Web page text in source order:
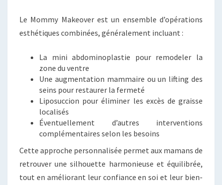
Le Mommy Makeover est un ensemble d’opérations
esthétiques combinées, généralement incluant :
La mini abdominoplastie pour remodeler la
zone du ventre
Une augmentation mammaire ou un lifting des
seins pour restaurer la fermeté
Liposuccion pour éliminer les excès de graisse
localisés
Éventuellement d’autres interventions
complémentaires selon les besoins
Cette approche personnalisée permet aux mamans de
retrouver une silhouette harmonieuse et équilibrée,
tout en améliorant leur confiance en soi et leur bien-